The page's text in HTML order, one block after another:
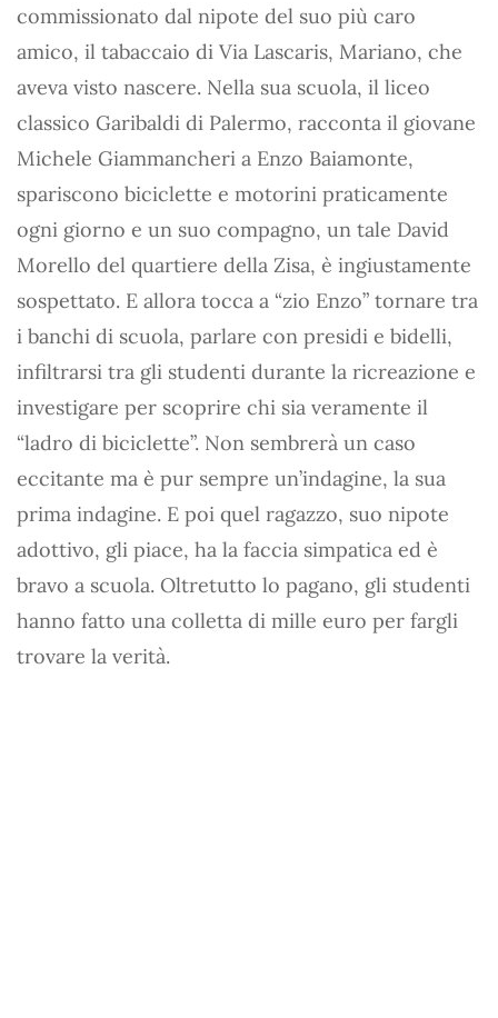
commissionato dal nipote del suo più caro
amico, il tabaccaio di Via Lascaris, Mariano, che
aveva visto nascere. Nella sua scuola, il liceo
classico Garibaldi di Palermo, racconta il giovane
Michele Giammancheri a Enzo Baiamonte,
spariscono biciclette e motorini praticamente
ogni giorno e un suo compagno, un tale David
Morello del quartiere della Zisa, è ingiustamente
sospettato. E allora tocca a “zio Enzo” tornare tra
i banchi di scuola, parlare con presidi e bidelli,
infiltrarsi tra gli studenti durante la ricreazione e
investigare per scoprire chi sia veramente il
“ladro di biciclette”. Non sembrerà un caso
eccitante ma è pur sempre un’indagine, la sua
prima indagine. E poi quel ragazzo, suo nipote
adottivo, gli piace, ha la faccia simpatica ed è
bravo a scuola. Oltretutto lo pagano, gli studenti
hanno fatto una colletta di mille euro per fargli
trovare la verità.